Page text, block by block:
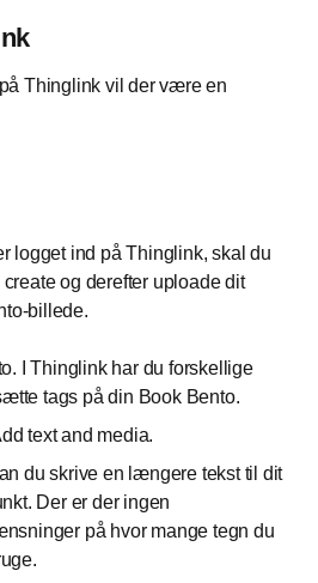
Thinglink vil der være en
logget ind på Thinglink, skal du
create og derefter uploade dit
billede.
I Thinglink har du forskellige
tags på din Book Bento.
text and media.
du skrive en længere tekst til dit
Der er der ingen
på hvor mange tegn du